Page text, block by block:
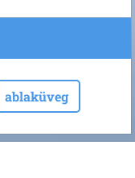
ablaküveg